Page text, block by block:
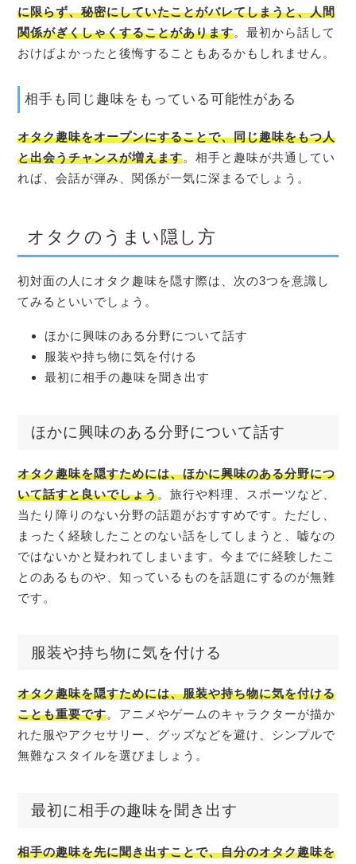
に限らず、秘密にしていたことがバレてしまうと、人間
関係がぎくしゃくすることがあります。最初から話して
おけばよかったと後悔することもあるかもしれません。
相手も同じ趣味をもっている可能性がある
オタク趣味をオープンにすることで、同じ趣味をもつ人
と出会うチャンスが増えます。相手と趣味が共通してい
れば、会話が弾み、関係が一気に深まるでしょう。
オタクのうまい隠し方
初対面の人にオタク趣味を隠す際は、次の3つを意識し
てみるといいでしょう。
ほかに興味のある分野について話す
服装や持ち物に気を付ける
最初に相手の趣味を聞き出す
ほかに興味のある分野について話す
オタク趣味を隠すためには、ほかに興味のある分野につ
いて話すと良いでしょう。旅行や料理、スポーツなど、
当たり障りのない分野の話題がおすすめです。ただし、
まったく経験したことのない話をしてしまうと、嘘なの
ではないかと疑われてしまいます。今までに経験したこ
とのあるものや、知っているものを話題にするのが無難
です。
服装や持ち物に気を付ける
オタク趣味を隠すためには、服装や持ち物に気を付ける
ことも重要です。アニメやゲームのキャラクターが描か
れた服やアクセサリー、グッズなどを避け、シンプルで
無難なスタイルを選びましょう。
最初に相手の趣味を聞き出す
相手の趣味を先に聞き出すことで、自分のオタク趣味を